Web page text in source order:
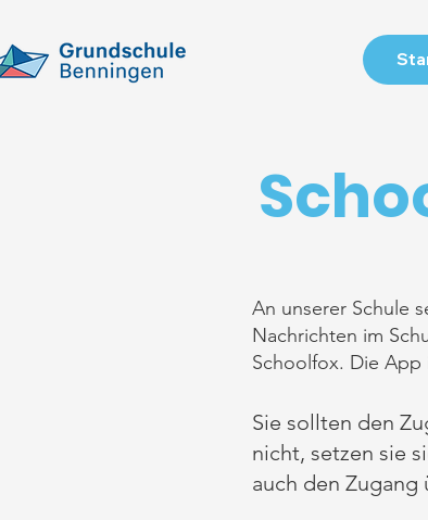
An unserer Schule
Nachrichten im
Schoolfox. Die App
Sie sollten den
nicht, setzen sie
auch den